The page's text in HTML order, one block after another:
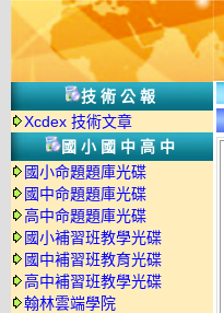
技術公報
Xcdex 技術文章
國小國中高中
國小命題題庫光碟
國中命題題庫光碟
高中命題題庫光碟
國小補習班教學光碟
國中補習班教育光碟
高中補習班教學光碟
翰林雲端學院